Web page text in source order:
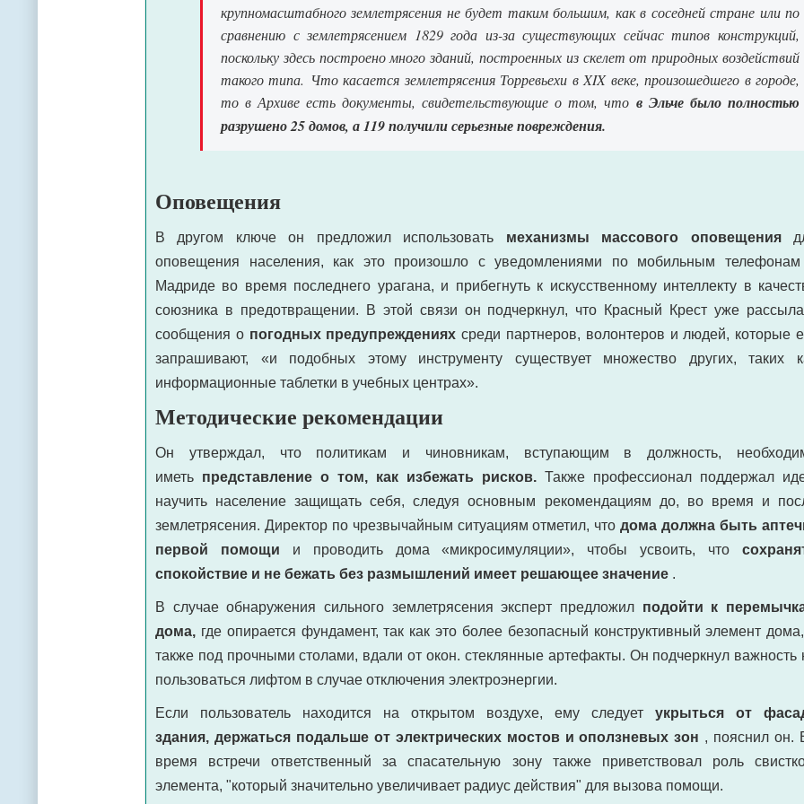
крупномасштабного землетрясения не будет таким большим, как в соседней стране или по
сравнению с землетрясением 1829 года из-за существующих сейчас типов конструкций,
поскольку здесь построено много зданий, построенных из скелет от природных воздействий
такого типа. Что касается землетрясения Торревьехи в XIX веке, произошедшего в городе,
то в Архиве есть документы, свидетельствующие о том, что в Эльче было полностью
разрушено 25 домов, а 119 получили серьезные повреждения.
Оповещения
В другом ключе он предложил использовать механизмы массового оповещения
оповещения населения, как это произошло с уведомлениями по мобильным
Мадриде во время последнего урагана, и прибегнуть к искусственному интеллекту в
союзника в предотвращении. В этой связи он подчеркнул, что Красный Крест уже
сообщения о погодных предупреждениях среди партнеров, волонтеров и людей, которые
запрашивают, «и подобных этому инструменту существует множество других, таких
информационные таблетки в учебных центрах».
Методические рекомендации
Он утверждал, что политикам и чиновникам, вступающим в должность,
иметь представление о том, как избежать рисков. Также профессионал поддержал
научить население защищать себя, следуя основным рекомендациям до, во время и
землетрясения. Директор по чрезвычайным ситуациям отметил, чтодома должна быть
первой помощи и проводить дома «микросимуляции», чтобы усвоить, что
спокойствие и не бежать без размышлений имеет решающее значение .
В случае обнаружения сильного землетрясения эксперт предложил подойти к
дома, где опирается фундамент, так как это более безопасный конструктивный элемент
также под прочными столами, вдали от окон. стеклянные артефакты. Он подчеркнул важность
пользоваться лифтом в случае отключения электроэнергии.
Если пользователь находится на открытом воздухе, ему следует укрыться от
здания, держаться подальше от электрических мостов и оползневых зон , пояснил он.
время встречи ответственный за спасательную зону также приветствовал роль
элемента, "который значительно увеличивает радиус действия" для вызова помощи.